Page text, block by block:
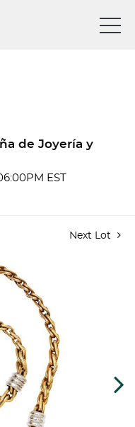
de Joyería y
EST
Next Lot